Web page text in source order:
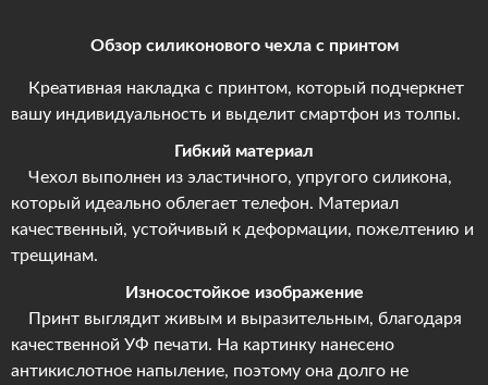
Обзор силиконового чехла с принтом
Креативная накладка с принтом, который подчеркнет
вашу индивидуальность и выделит смартфон из толпы.
Гибкий материал
Чехол выполнен из эластичного, упругого силикона,
который идеально облегает телефон. Материал
качественный, устойчивый к деформации, пожелтению и
трещинам.
Износостойкое изображение
Принт выглядит живым и выразительным, благодаря
качественной УФ печати. На картинку нанесено
антикислотное напыление, поэтому она долго не